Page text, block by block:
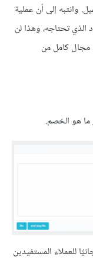
وانتبه إلى أن عملية
الذي تحتاجه، وهذا لن
مجال كامل من
ما هو الخصم.
للعملاء المستفيدين